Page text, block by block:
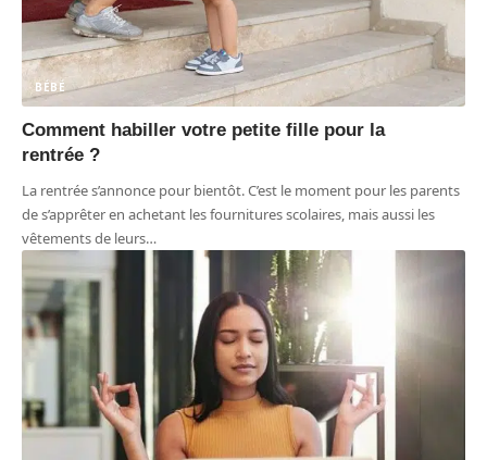
BÉBÉ
Comment habiller votre petite fille pour la
rentrée ?
La rentrée s’annonce pour bientôt. C’est le moment pour les parents
de s’apprêter en achetant les fournitures scolaires, mais aussi les
vêtements de leurs…